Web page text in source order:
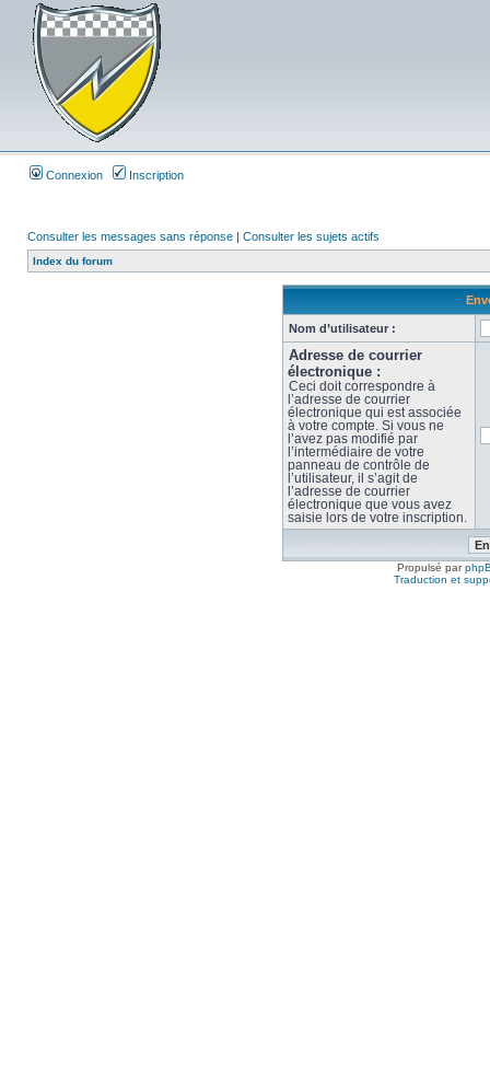
Connexion Inscription
Consulter les messages sans réponse | Consulter les sujets actifs
Index du forum
Nom d’utilisateur :
Adresse de courrier
électronique :
Ceci doit correspondre à
l’adresse de courrier
électronique qui est associée
à votre compte. Si vous ne
l’avez pas modifié par
l’intermédiaire de votre
panneau de contrôle de
l’utilisateur, il s’agit de
l’adresse de courrier
électronique que vous avez
saisie lors de votre inscription.
Propulsé par
Traduction et